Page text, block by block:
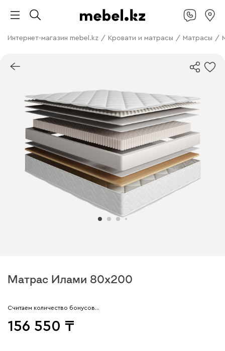
Интернет-магазин mebel.kz / Кровати и матрасы / Матрасы /
Матрас Илами 80x200
Считаем количество бонусов…
156 550